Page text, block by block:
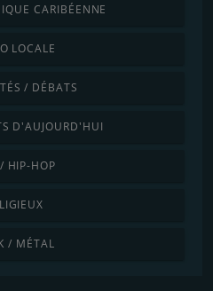
CARIBÉENNE
LOCALE
/ DÉBATS
D'AUJOURD'HUI
HIP-HOP
/ MÉTAL